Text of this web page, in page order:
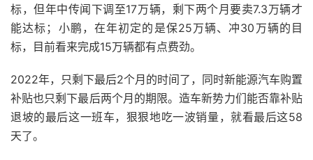
标，但年中传闻下调至17万辆，剩下两个月要卖7.3万辆才
能达标；小鹏，在年初定的是保25万辆、冲30万辆的目
标，目前看来完成15万辆都有点费劲。
2022年，只剩下最后2个月的时间了，同时新能源汽车购置
补贴也只剩下最后两个月的期限。造车新势力们能否靠补贴
退坡的最后这一班车，狠狠地吃一波销量，就看最后这58
天了。